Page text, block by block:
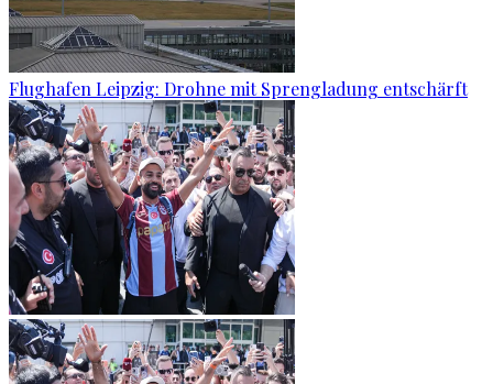
Flughafen Leipzig: Drohne mit Sprengladung entschärft